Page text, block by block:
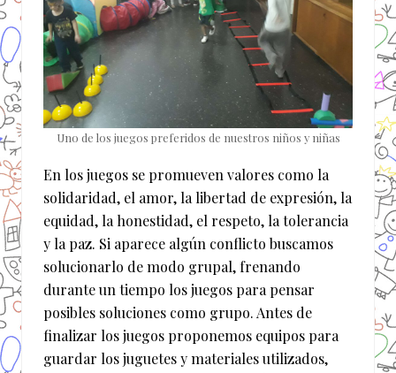
Uno de los juegos preferidos de nuestros niños y niñas
En los juegos se promueven valores como la
solidaridad, el amor, la libertad de expresión, la
equidad, la honestidad, el respeto, la tolerancia
y la paz. Si aparece algún conflicto buscamos
solucionarlo de modo grupal, frenando
durante un tiempo los juegos para pensar
posibles soluciones como grupo. Antes de
finalizar los juegos proponemos equipos para
guardar los juguetes y materiales utilizados,